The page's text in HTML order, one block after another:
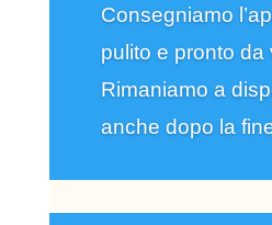
Consegniamo
pulito e pronto da
Rimaniamo a
anche dopo la